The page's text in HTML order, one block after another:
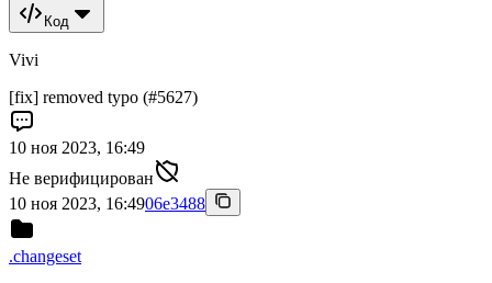
Код
Vivi
[fix] removed typo (#5627)
10 ноя 2023, 16:49
Не верифицирован
10 ноя 2023, 16:4906e3488
.changeset